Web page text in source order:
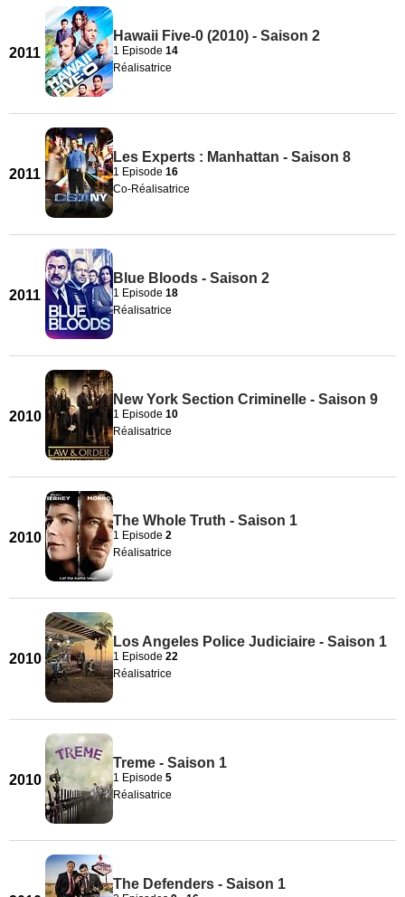
2011
Hawaii Five-0 (2010) - Saison 2
1 Episode 14
Réalisatrice
2011
Les Experts : Manhattan - Saison 8
1 Episode 16
Co-Réalisatrice
2011
Blue Bloods - Saison 2
1 Episode 18
Réalisatrice
2010
New York Section Criminelle - Saison 9
1 Episode 10
Réalisatrice
2010
The Whole Truth - Saison 1
1 Episode 2
Réalisatrice
2010
Los Angeles Police Judiciaire - Saison 1
1 Episode 22
Réalisatrice
2010
Treme - Saison 1
1 Episode 5
Réalisatrice
The Defenders - Saison 1